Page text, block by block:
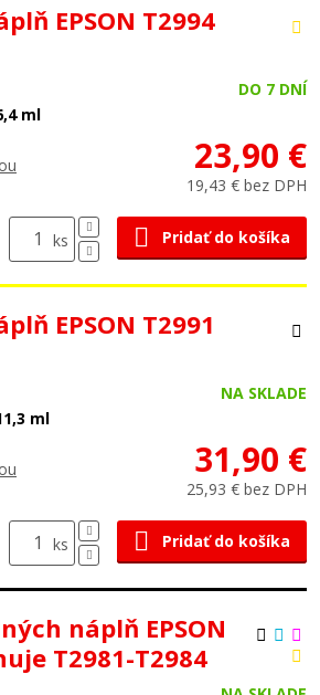
EPSON T2994
DO 7 DNÍ
ml
23,90 €
19,43 € bez DPH
ks Pridať do košíka
EPSON T2991
NA SKLADE
ml
31,90 €
25,93 € bez DPH
ks Pridať do košíka
náplň EPSON
T2981-T2984